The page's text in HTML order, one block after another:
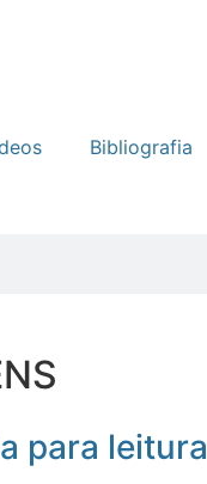
Bibliografia
para leitura